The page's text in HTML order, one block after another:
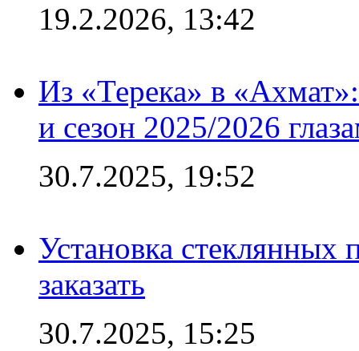
19.2.2026, 13:42
Из «Терека» в
и сезон 2025/2026
30.7.2025, 19:52
Установка стеклянных
заказать
30.7.2025, 15:25